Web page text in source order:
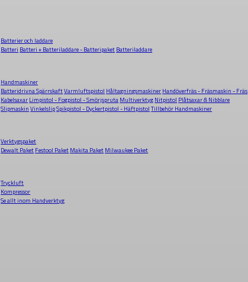
Batterier och laddare
Batteri Batteri + Batteriladdare - Batteripaket Batteriladdare
Handmaskiner
Batteridrivna SpärrskaftVarmluftspistol Håltagningsmaskiner Handöverfräs - Fräsmaskin - Fräs
Kabelsaxar Limpistol - Fogpistol - Smörjspruta Multiverktyg Nitpistol Plåtsaxar & Nibblare
Slipmaskin VinkelslipSpikpistol - Dyckertpistol - Häftpistol Tillbehör Handmaskiner
Verktygspaket
Dewalt Paket Festool Paket Makita Paket Milwaukee Paket
Tryckluft
Kompressor
Se allt inom Handverktyg